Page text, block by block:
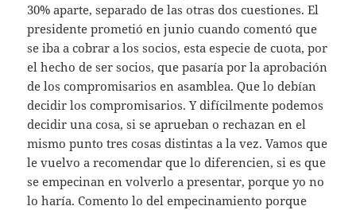
30% aparte, separado de las otras dos cuestiones. El
presidente prometió en junio cuando comentó que
se iba a cobrar a los socios, esta especie de cuota, por
el hecho de ser socios, que pasaría por la aprobación
de los compromisarios en asamblea. Que lo debían
decidir los compromisarios. Y difícilmente podemos
decidir una cosa, si se aprueban o rechazan en el
mismo punto tres cosas distintas a la vez. Vamos que
le vuelvo a recomendar que lo diferencien, si es que
se empecinan en volverlo a presentar, porque yo no
lo haría. Comento lo del empecinamiento porque